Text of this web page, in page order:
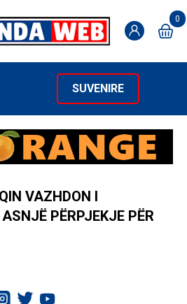
0
SUVENIRE
VAZHDON I
PËRPJEKJE PËR